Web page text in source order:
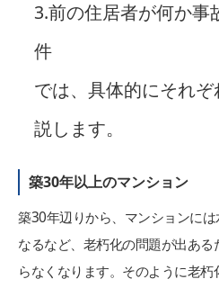
3.前の住居者が何か事
件
では、具体的にそれ
説します。
築30年以上のマンション
築30年辺りから、マンションに
なるなど、老朽化の問題が出あ
らなくなります。そのように老